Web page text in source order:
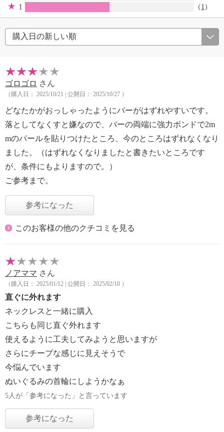
1 （ 1 ）
ゴロゴロ さん
（購入日： 2025/10/21 | 公開日： 2025/10/27 ）
どなたかがおっしゃったようにバーがはずれやすいです。
落としてなくすと嫌なので、バーの両端に強力ボンドで2m
mのパールを貼りつけたところ、今のところはずれなくなり
ました。（はずれなくなりましたと書きたいところです
が、条件にもよりますので。）
ご参考まで。
参考になった
このお客様の他のクチコミを見る
ノアママ さん
（購入日： 2025/01/12 | 公開日： 2025/02/10 ）
直ぐに外れます
ネックレスと一緒に購入
こちらも同じ直ぐ外れます
使えるように工夫してみようと思いますが
さらにチープな感じに見えそうで
今悩んでいます
ぬいぐるみの首輪にしようかなぁ
5人が「参考になった」と言っています
参考になった